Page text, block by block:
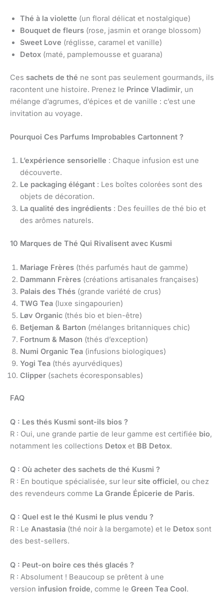
Thé à la violette (un floral délicat et nostalgique)
Bouquet de fleurs (rose, jasmin et orange blossom)
Sweet Love (réglisse, caramel et vanille)
Detox (maté, pamplemousse et guarana)
Ces sachets de thé ne sont pas seulement gourmands, ils
racontent une histoire. Prenez le Prince Vladimir, un
mélange d’agrumes, d’épices et de vanille : c’est une
invitation au voyage.
Pourquoi Ces Parfums Improbables Cartonnent ?
L’expérience sensorielle : Chaque infusion est une
découverte.
Le packaging élégant : Les boîtes colorées sont des
objets de décoration.
La qualité des ingrédients : Des feuilles de thé bio et
des arômes naturels.
10 Marques de Thé Qui Rivalisent avec Kusmi
Mariage Frères (thés parfumés haut de gamme)
Dammann Frères (créations artisanales françaises)
Palais des Thés (grande variété de crus)
TWG Tea (luxe singapourien)
Løv Organic (thés bio et bien-être)
Betjeman & Barton (mélanges britanniques chic)
Fortnum & Mason (thés d’exception)
Numi Organic Tea (infusions biologiques)
Yogi Tea (thés ayurvédiques)
Clipper (sachets écoresponsables)
FAQ
Q : Les thés Kusmi sont-ils bios ?
R : Oui, une grande partie de leur gamme est certifiée bio,
notamment les collections Detox et BB Detox.
Q : Où acheter des sachets de thé Kusmi ?
R : En boutique spécialisée, sur leur site officiel, ou chez
des revendeurs comme La Grande Épicerie de Paris.
Q : Quel est le thé Kusmi le plus vendu ?
R : Le Anastasia (thé noir à la bergamote) et le Detox sont
des best-sellers.
Q : Peut-on boire ces thés glacés ?
R : Absolument ! Beaucoup se prêtent à une
version infusion froide, comme le Green Tea Cool.